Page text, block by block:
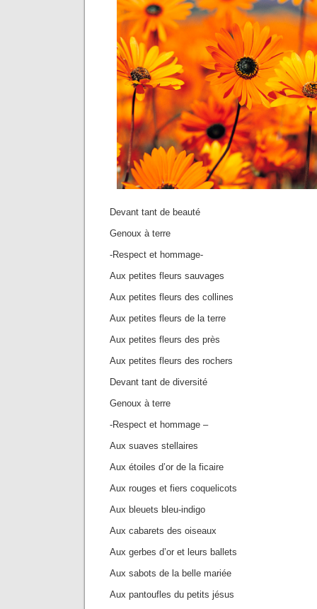
Devant tant de beauté
Genoux à terre
-Respect et hommage-
Aux petites fleurs sauvages
Aux petites fleurs des collines
Aux petites fleurs de la terre
Aux petites fleurs des près
Aux petites fleurs des rochers
Devant tant de diversité
Genoux à terre
-Respect et hommage –
Aux suaves stellaires
Aux étoiles d’or de la ficaire
Aux rouges et fiers coquelicots
Aux bleuets bleu-indigo
Aux cabarets des oiseaux
Aux gerbes d’or et leurs ballets
Aux sabots de la belle mariée
Aux pantoufles du petits jésus